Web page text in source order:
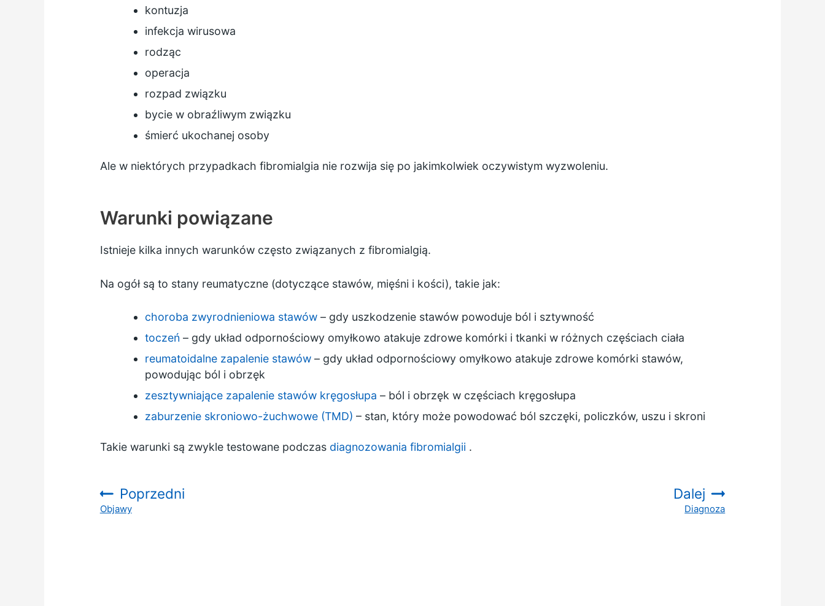
kontuzja
infekcja wirusowa
rodząc
operacja
rozpad związku
bycie w obraźliwym związku
śmierć ukochanej osoby
Ale w niektórych przypadkach fibromialgia nie rozwija się po jakimkolwiek oczywistym wyzwoleniu.
Warunki powiązane
Istnieje kilka innych warunków często związanych z fibromialgią.
Na ogół są to stany reumatyczne (dotyczące stawów, mięśni i kości), takie jak:
choroba zwyrodnieniowa stawów – gdy uszkodzenie stawów powoduje ból i sztywność
toczeń – gdy układ odpornościowy omyłkowo atakuje zdrowe komórki i tkanki w różnych częściach ciała
reumatoidalne zapalenie stawów – gdy układ odpornościowy omyłkowo atakuje zdrowe komórki stawów,
powodując ból i obrzęk
zesztywniające zapalenie stawów kręgosłupa – ból i obrzęk w częściach kręgosłupa
zaburzenie skroniowo-żuchwowe (TMD) – stan, który może powodować ból szczęki, policzków, uszu i skroni
Takie warunki są zwykle testowane podczas diagnozowania fibromialgii .
Poprzedni
:Objawy
Dalej
:
Diagnoza